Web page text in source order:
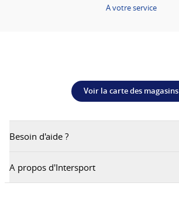
A votre service
Voir la carte des magasins
Besoin d'aide ?
A propos d'Intersport